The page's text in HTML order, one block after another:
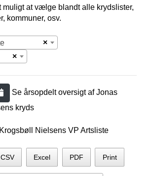
muligt at vælge blandt alle krydslister,
kommuner, osv.
×
×
Se årsopdelt oversigt afJonas
s kryds
Nielsens VP Artsliste
CSV Excel PDF Print